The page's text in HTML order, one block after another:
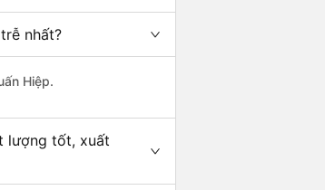
nhất?
Hiệp.
lượng tốt, xuất